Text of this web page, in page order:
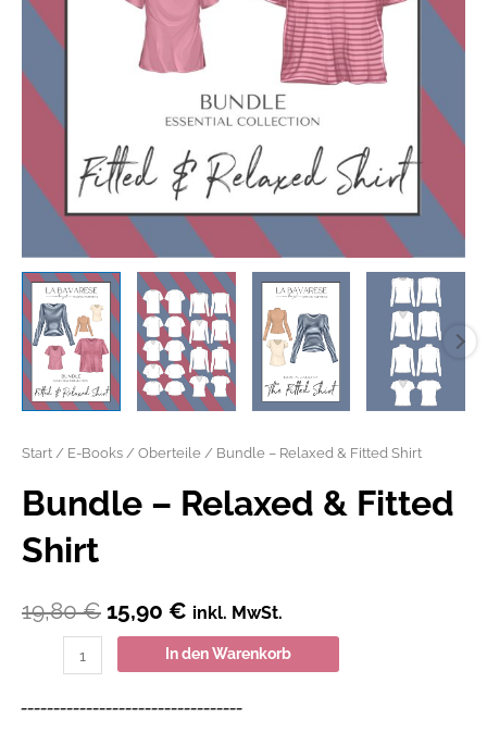
Start / E-Books / Oberteile / Bundle – Relaxed & Fitted Shirt
Bundle – Relaxed & Fitted
Shirt
19,80€ 15,90 € inkl. MwSt.
In den Warenkorb